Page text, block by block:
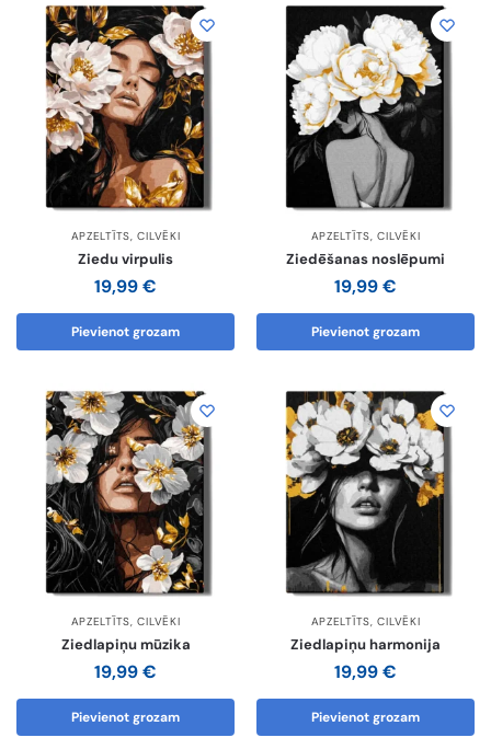
APZELTĪTS,CILVĒKI
Ziedu virpulis
19,99€
Pievienot grozam
APZELTĪTS,CILVĒKI
Ziedēšanas noslēpumi
19,99€
Pievienot grozam
APZELTĪTS,CILVĒKI
Ziedlapiņu mūzika
19,99€
Pievienot grozam
APZELTĪTS,CILVĒKI
Ziedlapiņu harmonija
19,99€
Pievienot grozam